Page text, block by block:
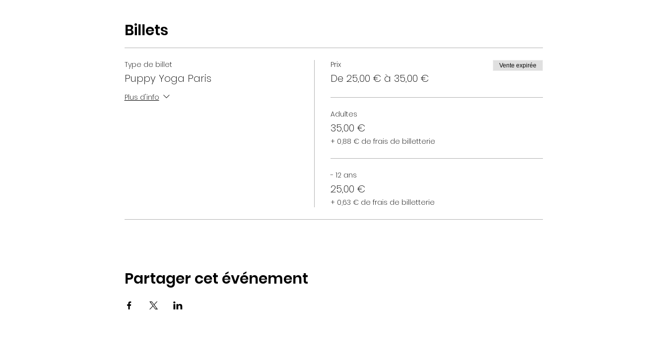
Billets
Type de billet
Puppy Yoga Paris
Plus d'info
Prix
De 25,00 € à 35,00 €
Vente expirée
Adultes
35,00 €
+ 0,88 € de frais de billetterie
- 12 ans
25,00 €
+ 0,63 € de frais de billetterie
Partager cet événement